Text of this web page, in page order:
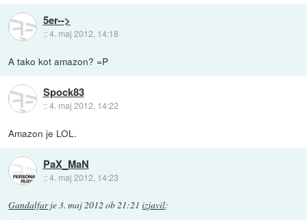
5er-->
::4. maj 2012, 14:18
A tako kot amazon? =P
Spock83
::4. maj 2012, 14:22
Amazon je LOL.
PaX_MaN
::4. maj 2012, 14:23
Gandalfarje3. maj 2012 ob 21:21 izjavil: